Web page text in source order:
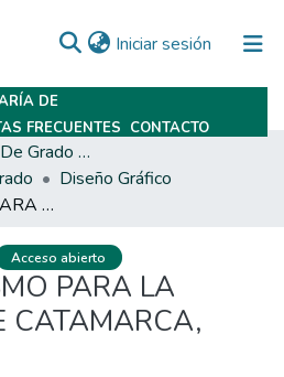
Iniciar sesión (current)
DE
FRECUENTES CONTACTO
Trabajos Finales De Grado Y Posgrado
Diseño Gráfico
MARCA TURISMO PARA LA PROVINCIA DE CATAMARCA, ARGENTINA
Acceso abierto
PARA LA
CATAMARCA,